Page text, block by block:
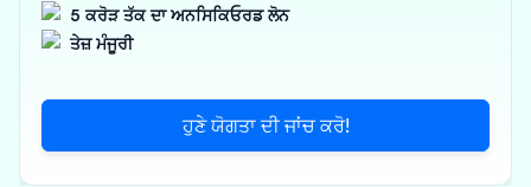
5 ਕਰੋੜ ਤੱਕ ਦਾ ਅਨਸਿਕਿਓਰਡ ਲੋਨ
ਤੇਜ਼ ਮੰਜੂਰੀ
ਹੁਣੇ ਯੋਗਤਾ ਦੀ ਜਾਂਚ ਕਰੋ!